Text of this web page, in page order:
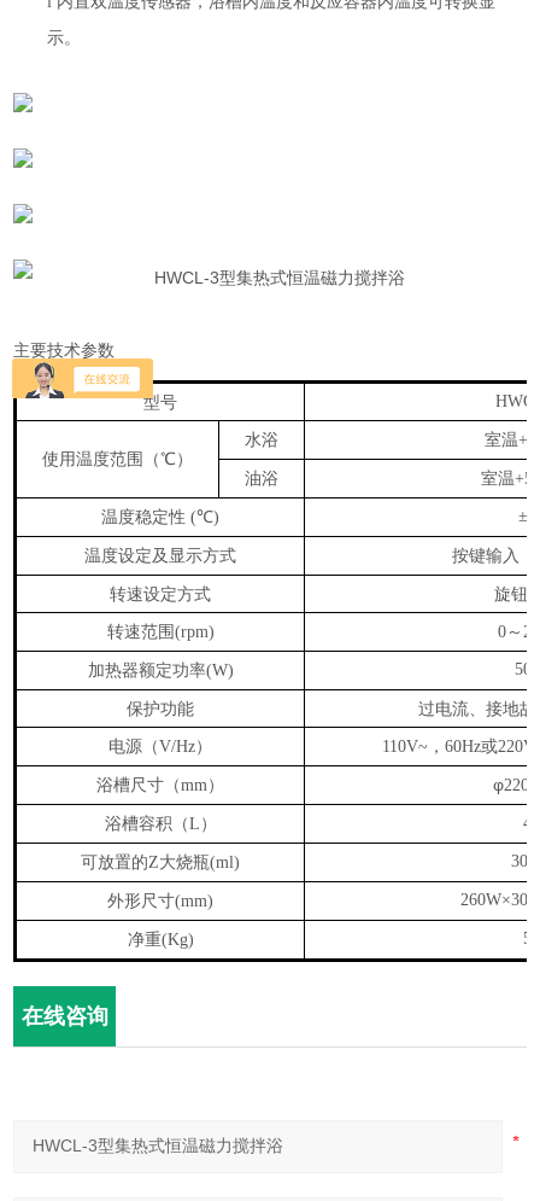
示。
主要技术参数
型号
使用温度范围 （℃）
水浴 室温+5
油浴
室温+5
温度稳定性 (℃) ±1
温度设定及显示方式 按键输入，
转速设定方式
旋钮
转速范围(rpm) 0 ～
加热器额定功率(W) 500
保护功能
过电流、接地
电源 （V/Hz） 110V~ ， 60Hz或
浴槽尺寸 （mm） φ
浴槽容积 （L ） 4
可放置的Z大烧瓶(ml)
外形尺寸(mm)
净重(Kg) 5
在线咨询